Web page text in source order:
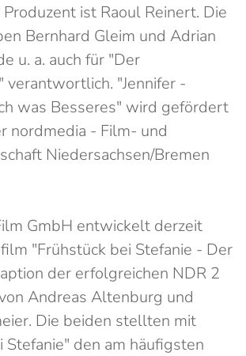
ist Raoul Reinert. Die
Bernhard Gleim und Adrian
u. a. auch für "Der
verantwortlich. "Jennifer -
was Besseres" wird gefördert
nordmedia - Film- und
Niedersachsen/Bremen
GmbH entwickelt derzeit
"Frühstück bei Stefanie - Der
der erfolgreichen NDR 2
Andreas Altenburg und
Die beiden stellten mit
Stefanie" den am häufigsten